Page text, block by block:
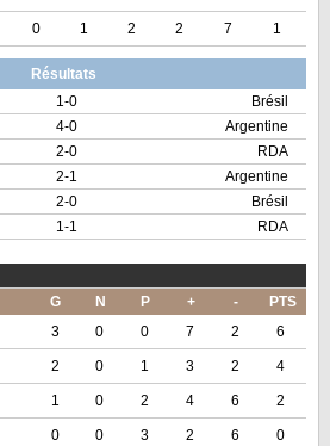
0 1 2 2 7 1
Résultats
1-0
Brésil
4-0
Argentine
2-0
RDA
2-1
Argentine
2-0
Brésil
1-1 RDA
G N P + -
PTS
3 0 0 7 2 6
2 0 1 3 2 4
1 0 2 4 6 2
0 0 3 2 6 0